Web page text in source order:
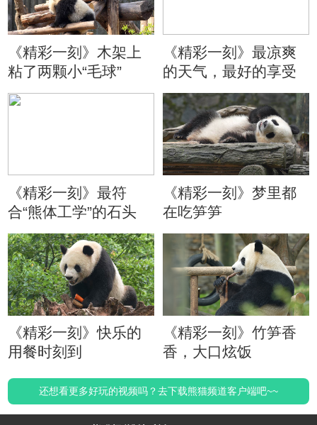
《精彩一刻》木架上
粘了两颗小“毛球”
《精彩一刻》最凉爽
的天气，最好的享受
《精彩一刻》最符
合“熊体工学”的石头
《精彩一刻》梦里都
在吃笋笋
《精彩一刻》快乐的
用餐时刻到
《精彩一刻》竹笋香
香，大口炫饭
还想看更多好玩的视频吗？去下载熊猫频道客户端吧~~